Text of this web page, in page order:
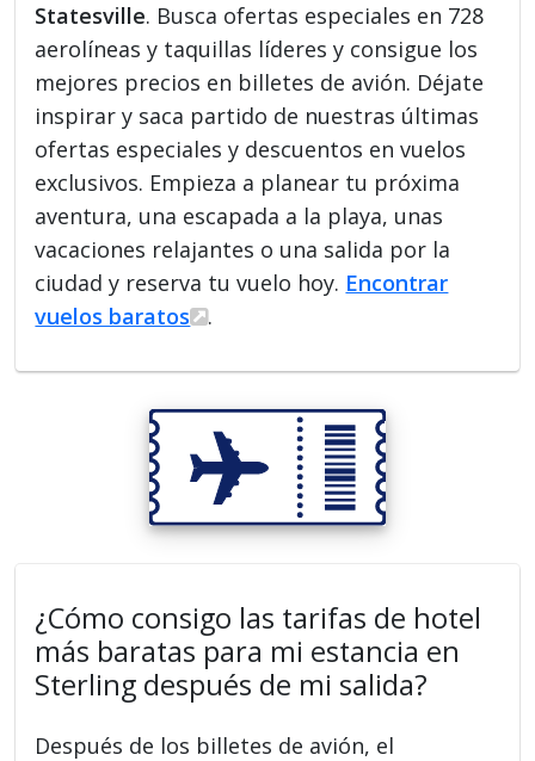
Statesville. Busca ofertas especiales en 728
aerolíneas y taquillas líderes y consigue los
mejores precios en billetes de avión. Déjate
inspirar y saca partido de nuestras últimas
ofertas especiales y descuentos en vuelos
exclusivos. Empieza a planear tu próxima
aventura, una escapada a la playa, unas
vacaciones relajantes o una salida por la
ciudad y reserva tu vuelo hoy. Encontrar
vuelos baratos
.
¿Cómo consigo las tarifas de hotel
más baratas para mi estancia en
Sterling después de mi salida?
Después de los billetes de avión, el